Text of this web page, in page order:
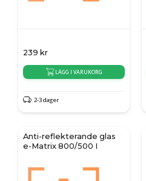
239 kr
LÄGG I VARUKORG
2-3 dager
Anti-reflekterande glas
e-Matrix 800/500 I